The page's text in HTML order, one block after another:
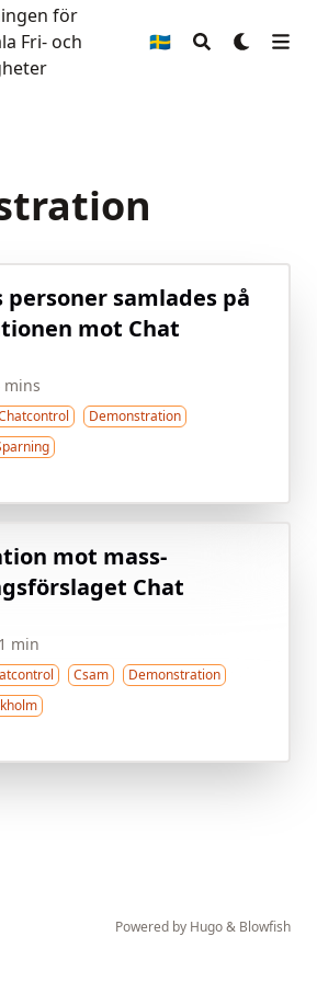
Fri- och Rättigheter
för
Fri- och
🇸🇪
samlades på
mot Chat
mins
Demonstration
mot mass­
Chat
1 min
Csam
Demonstration
Powered by Hugo& Blowfish